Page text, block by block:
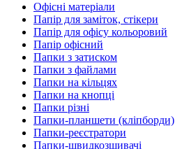
Офісні матеріали
Папір для заміток, стікери
Папір для офісу кольоровий
Папір офісний
Папки з затиском
Папки з файлами
Папки на кільцях
Папки на кнопці
Папки різні
Папки-планшети (кліпборди)
Папки-реєстратори
Папки-швидкозшивачі